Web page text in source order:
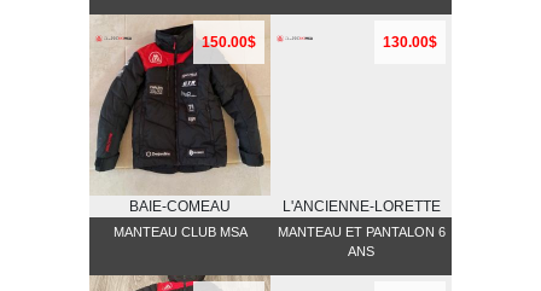
150.00$
BAIE-COMEAU
MANTEAU CLUB MSA
130.00$
L'ANCIENNE-LORETTE
MANTEAU ET PANTALON 6
ANS